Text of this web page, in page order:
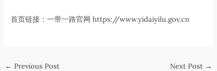
首页链接：一带一路官网https://www.yidaiyilu.gov.cn
Post
← Previous Post Next Post →